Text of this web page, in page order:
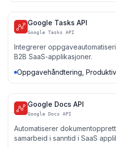
Google Tasks API
Google Tasks API
Integrerer
B2B SaaS-applikasjoner.
Oppgavehåndtering,
Google Docs API
Google Docs API
Automatiserer
samarbeid i sanntid i SaaS